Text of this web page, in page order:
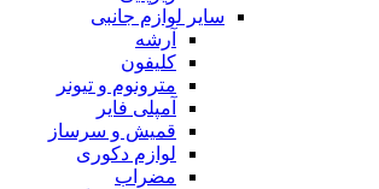
سایر لوازم جانبی
آرشه
کلیفون
مترونوم و تیونر
آمپلی فایر
قمیش و سرساز
لوازم دکوری
مضراب